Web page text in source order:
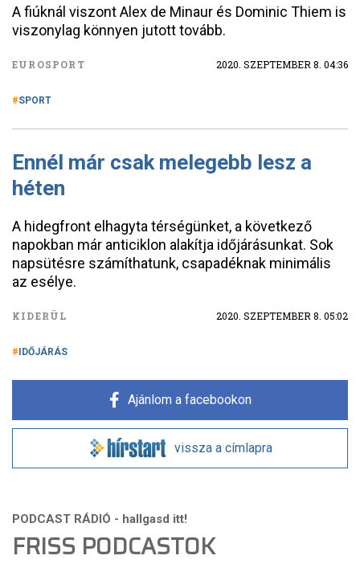
A fiúknál viszont Alex de Minaur és Dominic Thiem is
viszonylag könnyen jutott tovább.
EUROSPORT 2020. SZEPTEMBER 8. 04:36
SPORT
Ennél már csak melegebb lesz a
héten
A hidegfront elhagyta térségünket, a következő
napokban már anticiklon alakítja időjárásunkat. Sok
napsütésre számíthatunk, csapadéknak minimális
az esélye.
KIDERÜL 2020. SZEPTEMBER 8. 05:02
IDŐJÁRÁS
Ajánlom a facebookon
vissza a címlapra
FRISS PODCASTOK